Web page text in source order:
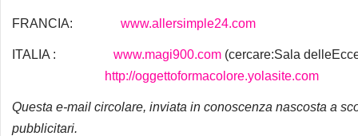
FRANCIA: www.allersimple24.com
ITALIA : www.magi900.com (cercare:Sala
http://oggettoformacolore.yolasite.com
Questa e-mail circolare, inviata in conoscenza nascosta a
pubblicitari.